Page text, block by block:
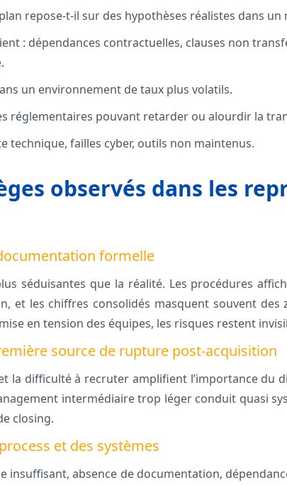
repose-t-il sur des hypothèses réalistes dans un
: dépendances contractuelles, clauses non
un environnement de taux plus volatils.
réglementaires pouvant retarder ou alourdir la
technique, failles cyber, outils non maintenus.
observés dans les
formelle
séduisantes que la réalité. Les procédures
et les chiffres consolidés masquent souvent des
en tension des équipes, les risques restent
source de rupture post-acquisition
la difficulté à recruter amplifient l’importance du
intermédiaire trop léger conduit quasi
closing.
et des systèmes
insuffisant, absence de documentation,